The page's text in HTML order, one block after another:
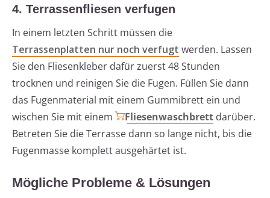
4. Terrassenfliesen verfugen
In einem letzten Schritt müssen die
Terrassenplatten nur noch verfugt werden. Lassen
Sie den Fliesenkleber dafür zuerst 48 Stunden
trocknen und reinigen Sie die Fugen. Füllen Sie dann
das Fugenmaterial mit einem Gummibrett ein und
wischen Sie mit einem
Fliesenwaschbrett darüber.
Betreten Sie die Terrasse dann so lange nicht, bis die
Fugenmasse komplett ausgehärtet ist.
Mögliche Probleme & Lösungen